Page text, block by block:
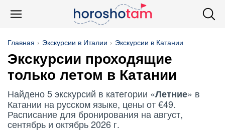
Главная Экскурсии в Италии Экскурсии в Катании
Экскурсии проходящие
только летом в Катании
Найдено 5 экскурсий в категории «Летние» в
Катании на русском языке, цены от €49.
Расписание для бронирования на август,
сентябрь и октябрь 2026 г.